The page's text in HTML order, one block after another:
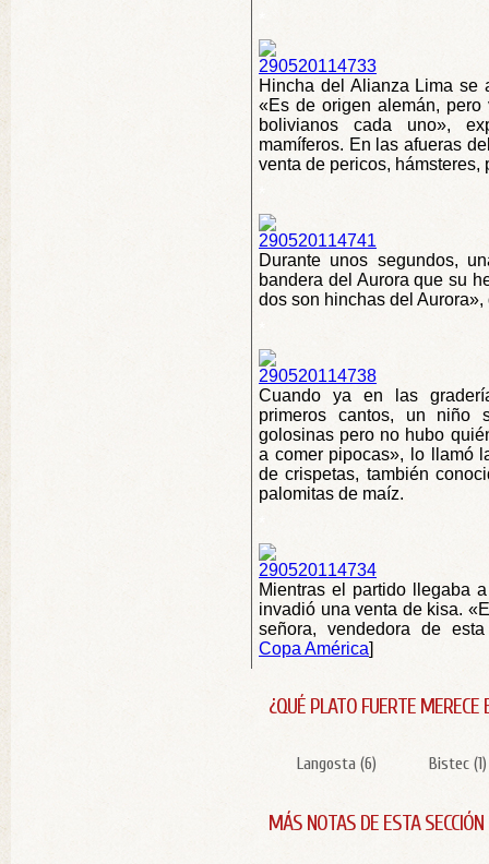
Hincha del Alianza Lima se
«Es de origen alemán,
bolivianos cada uno»,
mamíferos. En las afueras
venta de pericos, hámsteres,
Durante unos segundos,
bandera del Aurora que su
dos son hinchas del
Cuando ya en las
primeros cantos, un niño
golosinas pero no hubo
a comer pipocas», lo llamó
de crispetas, también
palomitas de maíz.
Mientras el partido llegaba
invadió una venta de kisa.
señora, vendedora de
Copa América]
¿QUÉ PLATO FUERTE MERECE
Langosta (6) Bistec (1)
MÁS NOTAS DE ESTA SECCIÓN